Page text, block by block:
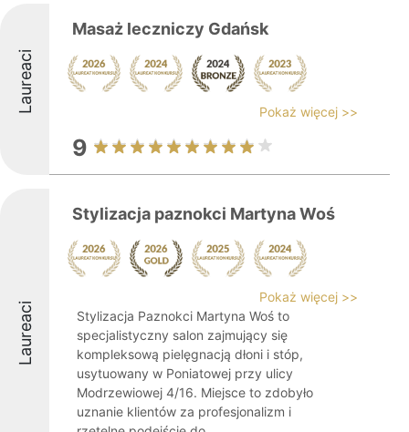
Laureaci
Masaż leczniczy Gdańsk
Pokaż więcej >>
9
Laureaci
Stylizacja paznokci Martyna Woś
Pokaż więcej >>
Stylizacja Paznokci Martyna Woś to
specjalistyczny salon zajmujący się
kompleksową pielęgnacją dłoni i stóp,
usytuowany w Poniatowej przy ulicy
Modrzewiowej 4/16. Miejsce to zdobyło
uznanie klientów za profesjonalizm i